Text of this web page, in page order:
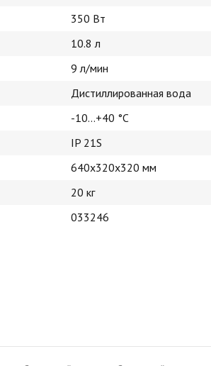
350 Вт
10.8 л
9 л/мин
Дистиллированная вода
-10...+40 °C
IP 21S
640х320х320 мм
20 кг
033246